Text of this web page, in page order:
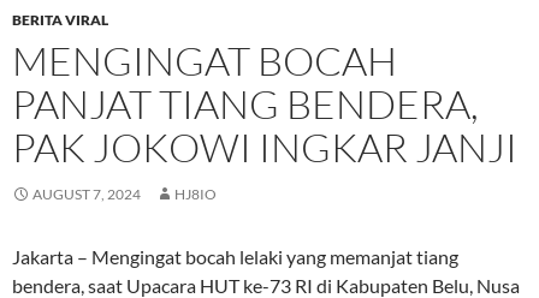
BERITA VIRAL
MENGINGAT BOCAH
PANJAT TIANG BENDERA,
PAK JOKOWI INGKAR JANJI
AUGUST 7, 2024 HJ8IO
Jakarta – Mengingat bocah lelaki yang memanjat tiang
bendera, saat Upacara HUT ke-73 RI di Kabupaten Belu, Nusa